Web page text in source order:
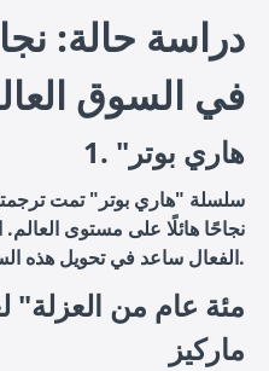
دراسة حالة:
في السوق
1. "هاري بوتر
نجاحًا هائلًا على مستوى
الفعال ساعد في تحويل هذه السلسلة إلى ظاهرة عالمية.
ماركيز